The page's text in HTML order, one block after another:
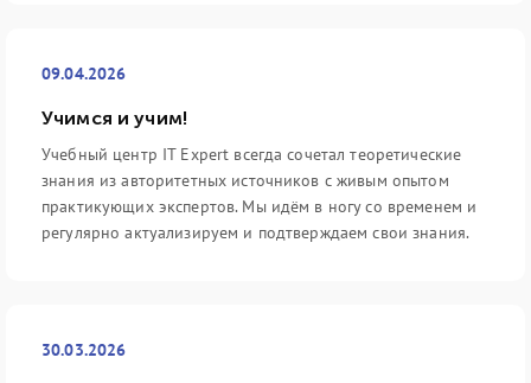
09.04.2026
Учимся и учим!
Учебный центр IT Expert всегда сочетал теоретические
знания из авторитетных источников с живым опытом
практикующих экспертов. Мы идём в ногу со временем и
регулярно актуализируем и подтверждаем свои знания.
30.03.2026